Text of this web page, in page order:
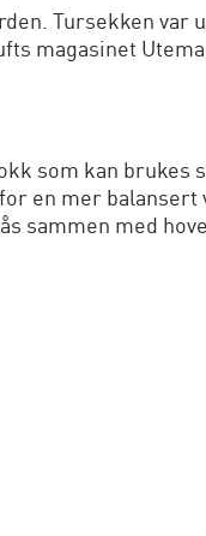
Tursekken var
magasinet
som kan brukes
en mer balansert
sammen med